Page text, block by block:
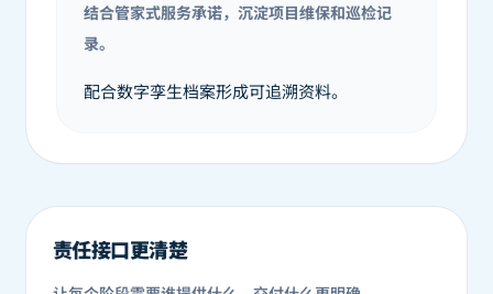
结合管家式服务承诺，沉淀项目维保和巡检记
录。
配合数字孪生档案形成可追溯资料。
责任接口更清楚